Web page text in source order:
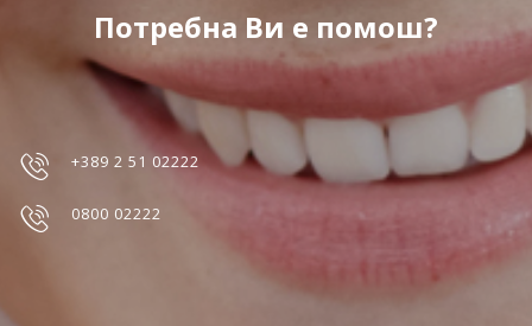
Потребна Ви е помош?
+389 2 51 02222
0800 02222